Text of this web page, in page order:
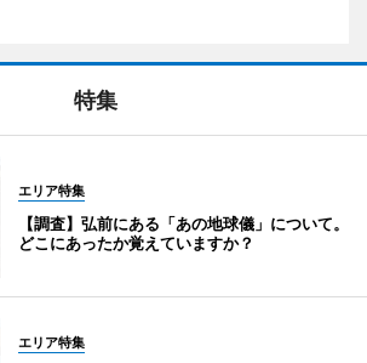
特集
エリア特集
【調査】弘前にある「あの地球儀」について。
どこにあったか覚えていますか？
エリア特集